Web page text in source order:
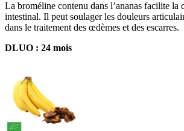
La broméline contenu dans l’ananas facilite la
intestinal. Il peut soulager les douleurs
dans le traitement des œdèmes et des escarres.
DLUO : 24 mois